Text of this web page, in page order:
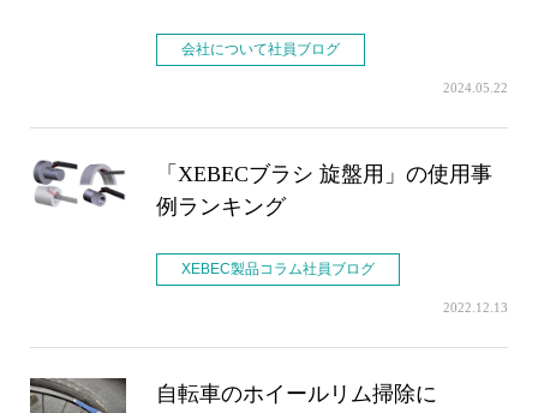
会社について社員ブログ
2024.05.22
「XEBECブラシ 旋盤用」の使用事
例ランキング
XEBEC製品コラム社員ブログ
2022.12.13
自転車のホイールリム掃除に